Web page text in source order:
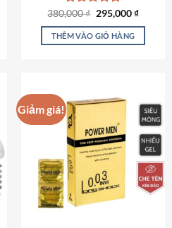
Được xếp
hạng5.00
5 sao
380,000₫ Giá
là:
380,000 ₫.
295,000₫Giá
tại
THÊM VÀO GIỎ HÀNG
Giảm giá!